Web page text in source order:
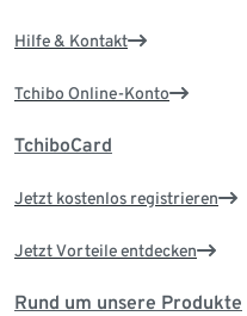
Hilfe & Kontakt
Tchibo Online-Konto
TchiboCard
Jetzt kostenlos registrieren
Jetzt Vorteile entdecken
Rund um unsere Produkte